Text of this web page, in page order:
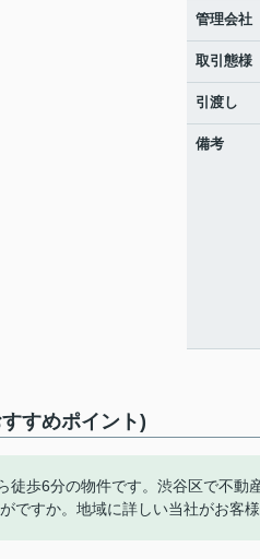
管理会社
取引態様
引渡し
備考
すめポイント)
徒歩6分の物件です。渋谷区で不動
ですか。地域に詳しい当社がお客